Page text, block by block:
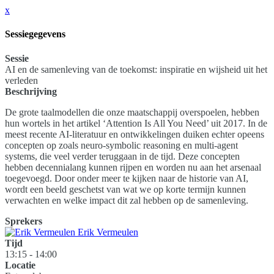
x
Sessiegegevens
Sessie
AI en de samenleving van de toekomst: inspiratie en wijsheid uit het
verleden
Beschrijving
De grote taalmodellen die onze maatschappij overspoelen, hebben
hun wortels in het artikel ‘Attention Is All You Need’ uit 2017. In de
meest recente AI-literatuur en ontwikkelingen duiken echter opeens
concepten op zoals neuro-symbolic reasoning en multi-agent
systems, die veel verder teruggaan in de tijd. Deze concepten
hebben decennialang kunnen rijpen en worden nu aan het arsenaal
toegevoegd. Door onder meer te kijken naar de historie van AI,
wordt een beeld geschetst van wat we op korte termijn kunnen
verwachten en welke impact dit zal hebben op de samenleving.
Sprekers
Erik Vermeulen
Tijd
13:15 - 14:00
Locatie